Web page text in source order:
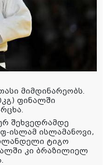
მიმდინარეობს.
ფინალში
შეხვედრამდე
ისლამ ისლამანოვი,
ტიგო
კი ბრაზილიელ